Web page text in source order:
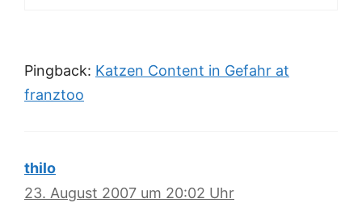
Pingback: Katzen Content in Gefahr at
franztoo
thilo
23. August 2007 um 20:02 Uhr